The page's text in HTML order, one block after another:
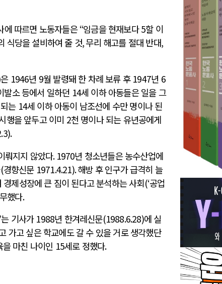
에 따르면 노동자들은“임금을 현재보다5할 이
식당을 설비하여 줄 것,무리 해고를 절대 반대,
은 1946년 9월 발령돼 한 차례 보류 후 1947년 6
발소 등에서 일하던 14세 이하 아동들은 일을 그
는 14세 이하 아동이 남조선에 수만 명이나 된
행을 앞두고 이미 2천 명이나 되는 유년공에게
뤄지지 않았다. 1970년 청소년들은 농수산업에
(경향신문 1971.4.21).해방 후 인구가 급격히 늘
제성장에 큰 짐이 된다고 분석하는 사회(‘공업
했다.
는 기사가 1988년 한겨레신문(1988.6.28)에 실
가고 싶은 학교에도 갈 수 있을 거로 생각했단
마친 나이인 15세로 정했다.